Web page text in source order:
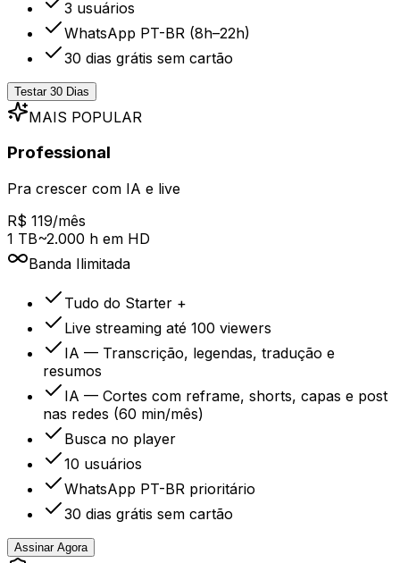
3 usuários
WhatsApp PT-BR (8h–22h)
30 dias grátis sem cartão
Testar 30 Dias
MAIS POPULAR
Professional
Pra crescer com IA e live
R$ 119/mês
1 TB~2.000 h em HD
Banda Ilimitada
Tudo do Starter +
Live streaming até 100 viewers
IA — Transcrição, legendas, tradução e
resumos
IA — Cortes com reframe, shorts, capas e post
nas redes (60 min/mês)
Busca no player
10 usuários
WhatsApp PT-BR prioritário
30 dias grátis sem cartão
Assinar Agora